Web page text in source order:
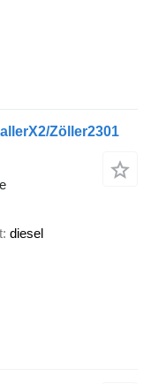
Zöller2301
diesel